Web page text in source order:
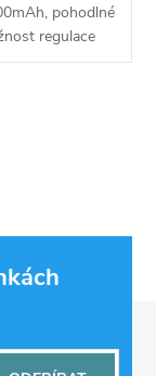
pohodlné
regulace